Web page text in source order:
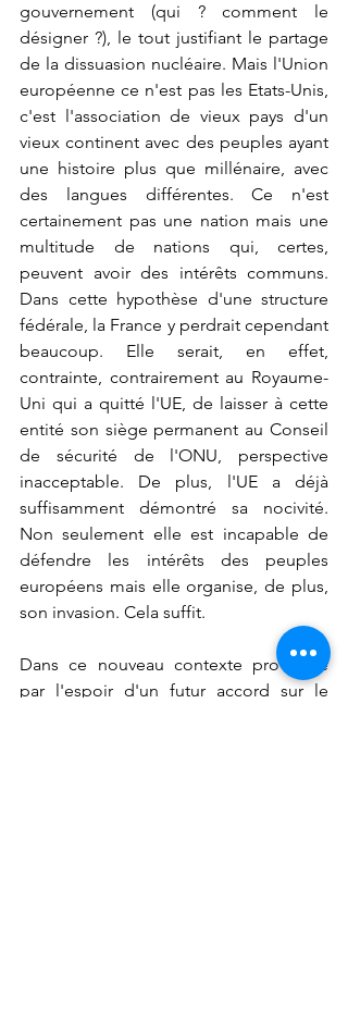
gouvernement (qui ? comment le
désigner ?), le tout justifiant le partage
de la dissuasion nucléaire. Mais l'Union
européenne ce n'est pas les Etats-Unis,
c'est l'association de vieux pays d'un
vieux continent avec des peuples ayant
une histoire plus que millénaire, avec
des langues différentes. Ce n'est
certainement pas une nation mais une
multitude de nations qui, certes,
peuvent avoir des intérêts communs.
Dans cette hypothèse d'une structure
fédérale, la France y perdrait cependant
beaucoup. Elle serait, en effet,
contrainte, contrairement au Royaume-
Uni qui a quitté l'UE, de laisser à cette
entité son siège permanent au Conseil
de sécurité de l'ONU, perspective
inacceptable. De plus, l'UE a déjà
suffisamment démontré sa nocivité.
Non seulement elle est incapable de
défendre les intérêts des peuples
européens mais elle organise, de plus,
son invasion. Cela suffit.
Dans ce nouveau contexte provoqué
par l'espoir d'un futur accord sur le